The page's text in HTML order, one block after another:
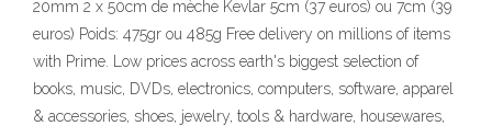
20mm 2 x 50cm de mèche Kevlar 5cm (37 euros) ou 7cm (39
euros) Poids: 475gr ou 485g Free delivery on millions of items
with Prime. Low prices across earth's biggest selection of
books, music, DVDs, electronics, computers, software, apparel
& accessories, shoes, jewelry, tools & hardware, housewares,